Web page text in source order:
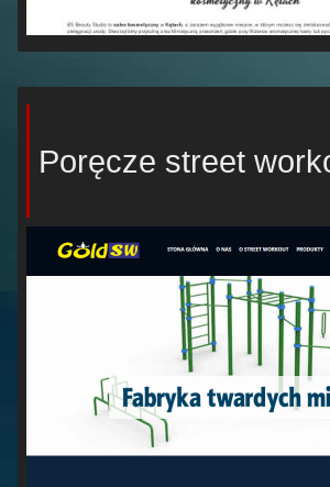
Poręcze street